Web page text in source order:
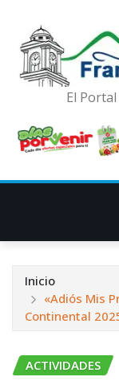
El
Inicio
«Adiós Mis
Continental
ACTIVIDADES